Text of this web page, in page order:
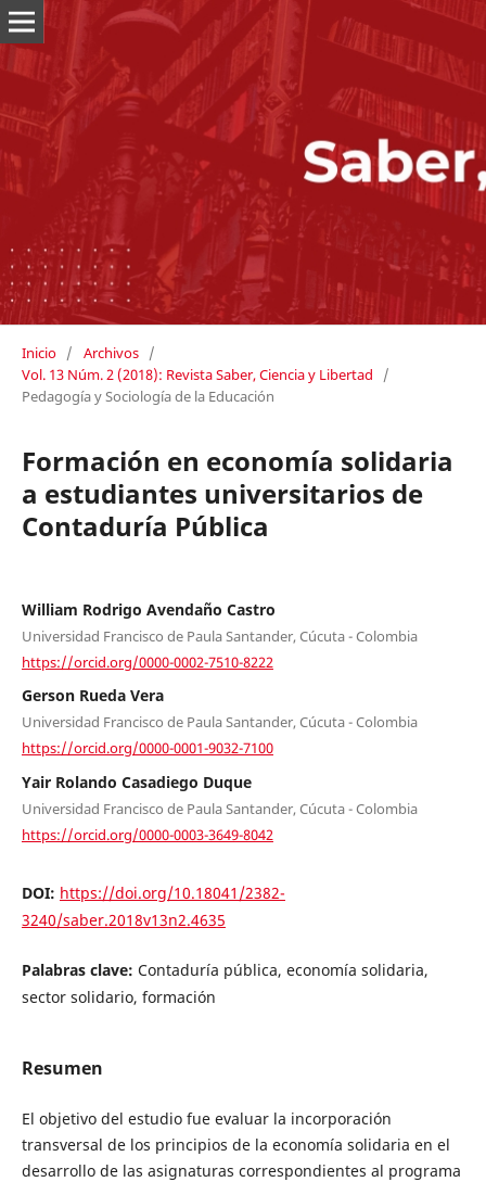
Inicio / Archivos /
Vol. 13 Núm. 2 (2018): Revista Saber, Ciencia y Libertad
/
Pedagogía y Sociología de la Educación
Formación en economía solidaria
a estudiantes universitarios de
Contaduría Pública
William Rodrigo Avendaño Castro
Universidad Francisco de Paula Santander, Cúcuta - Colombia
https://orcid.org/0000-0002-7510-8222
Gerson Rueda Vera
Universidad Francisco de Paula Santander, Cúcuta - Colombia
https://orcid.org/0000-0001-9032-7100
Yair Rolando Casadiego Duque
Universidad Francisco de Paula Santander, Cúcuta - Colombia
https://orcid.org/0000-0003-3649-8042
DOI: https://doi.org/10.18041/2382-
3240/saber.2018v13n2.4635
Palabras clave: Contaduría pública, economía solidaria,
sector solidario, formación
Resumen
El objetivo del estudio fue evaluar la incorporación
transversal de los principios de la economía solidaria en el
desarrollo de las asignaturas correspondientes al programa